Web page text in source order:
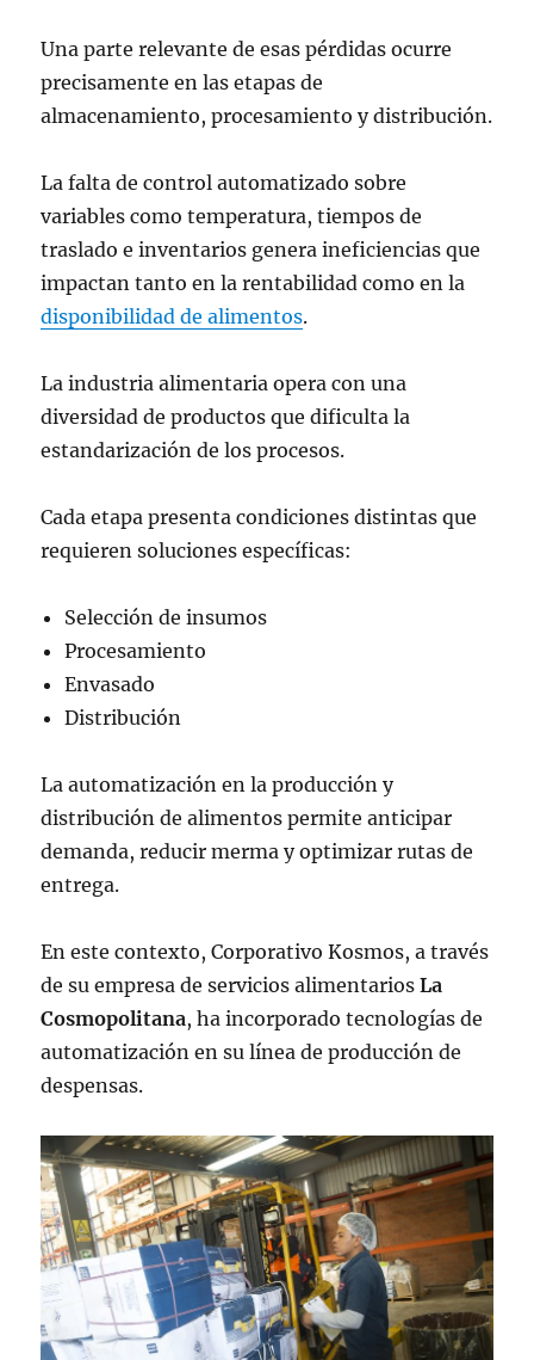
Una parte relevante de esas pérdidas ocurre
precisamente en las etapas de
almacenamiento, procesamiento y distribución.
La falta de control automatizado sobre
variables como temperatura, tiempos de
traslado e inventarios genera ineficiencias que
impactan tanto en la rentabilidad como en la
disponibilidad de alimentos.
La industria alimentaria opera con una
diversidad de productos que dificulta la
estandarización de los procesos.
Cada etapa presenta condiciones distintas que
requieren soluciones específicas:
Selección de insumos
Procesamiento
Envasado
Distribución
La automatización en la producción y
distribución de alimentos permite anticipar
demanda, reducir merma y optimizar rutas de
entrega.
En este contexto, Corporativo Kosmos, a través
de su empresa de servicios alimentariosLa
Cosmopolitana, ha incorporado tecnologías de
automatización en su línea de producción de
despensas.